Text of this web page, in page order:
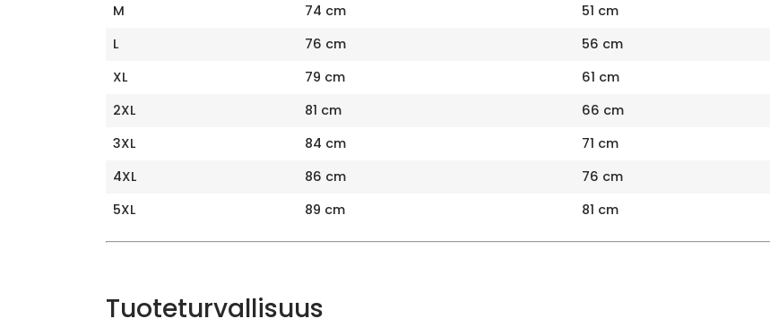
M
74 cm 51 cm
L
76 cm 56 cm
XL
79 cm 61 cm
2XL
81 cm 66 cm
3XL
84 cm 71 cm
4XL
86 cm 76 cm
5XL
89 cm 81 cm
Tuoteturvallisuus